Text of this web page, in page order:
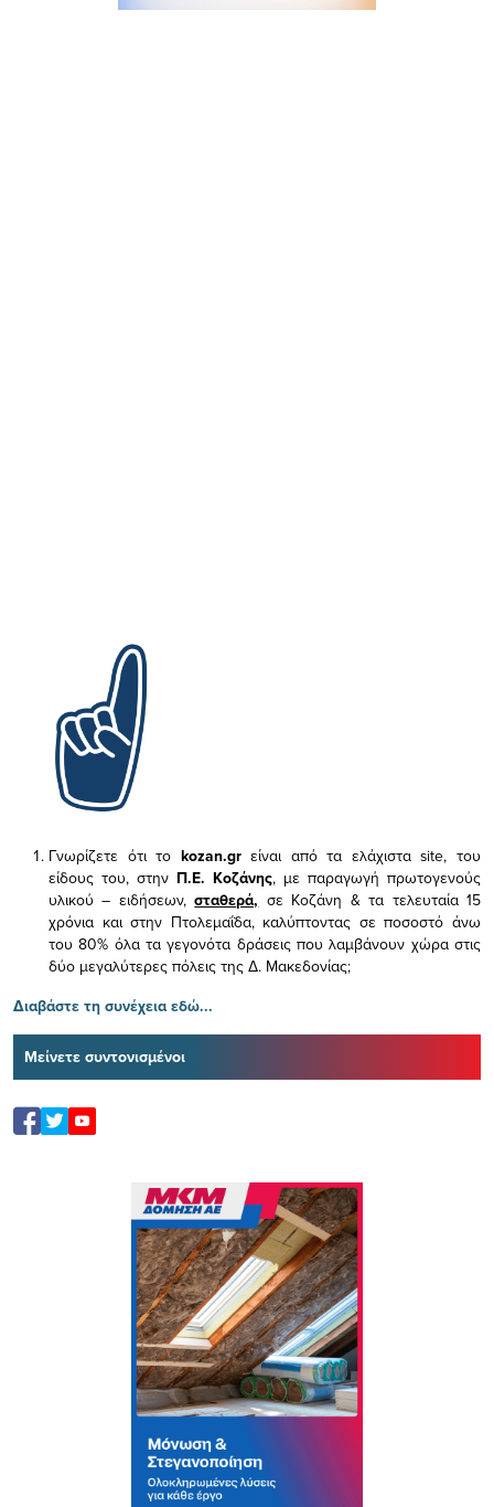
Γνωρίζετε ότι το kozan.gr είναι από τα ελάχισταsite, του
είδους του, στην Π.Ε. Κοζάνης, με παραγωγή πρωτογενούς
υλικού – ειδήσεων,σταθερά, σε Κοζάνη & τα τελευταία 15
χρόνια και στην Πτολεμαΐδα, καλύπτοντας σε ποσοστό άνω
του 80% όλα τα γεγονότα δράσεις που λαμβάνουν χώρα στις
δύο μεγαλύτερες πόλεις της Δ. Μακεδονίας;
Διαβάστε τη συνέχεια εδώ...
Μείνετε συντονισμένοι